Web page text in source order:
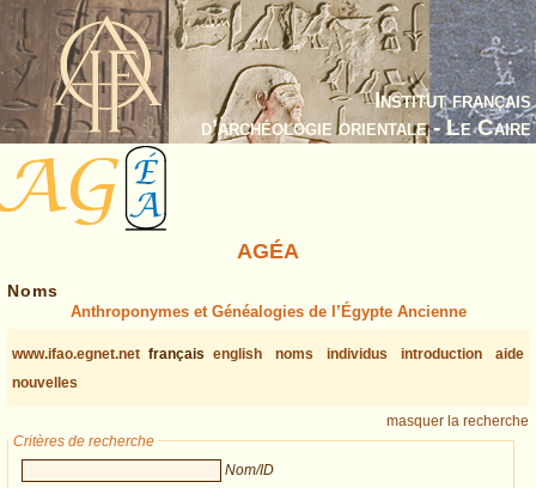
Institut français
d’archéologie orientale - Le Caire
AGÉA
Noms
Anthroponymes et Généalogies de l’Égypte Ancienne
www.ifao.egnet.net français english noms individus introduction
aide
nouvelles
masquer la recherche
Critères de recherche
Nom/ID